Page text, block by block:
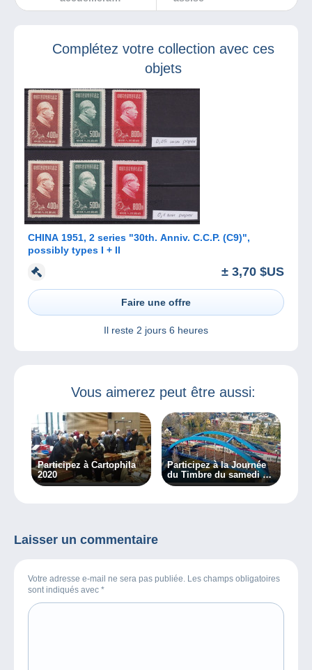
Birdpex8 pour la
collectionneurs et
Complétez votre collection avec ces
objets
CHINA 1951, 2 series "30th. Anniv. C.C.P. (C9)",
possibly types I + II
± 3,70 $US
Faire une offre
Il reste 2 jours 6 heures
Vous aimerez peut être aussi:
Participez à Cartophila
2020
Participez à la Journée
du Timbre du samedi 26
septembre à
Laisser un commentaire
Votre adresse e-mail ne sera pas publiée. Les champs obligatoires
sont indiqués avec *